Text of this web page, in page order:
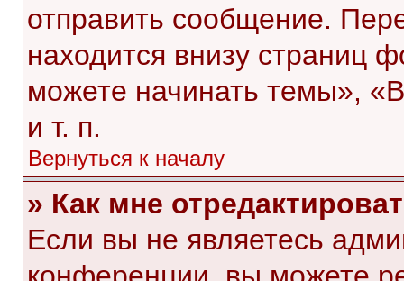
отправить сообщение.
находится внизу
можете начинать темы»,
и т. п.
Вернуться к началу
» Как мне
Если вы не являетесь